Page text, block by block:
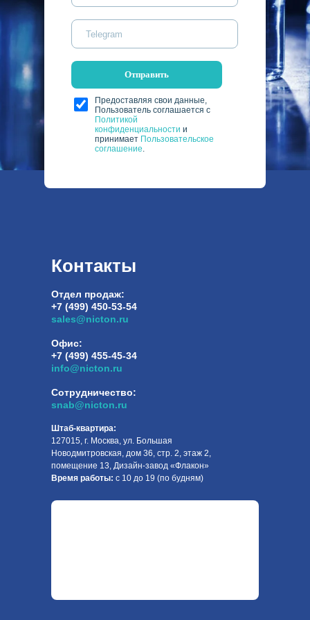
Отправить
Предоставляя свои данные,
Пользователь соглашается с
Политикой
конфиденциальности и
принимает Пользовательское
соглашение.
Контакты
Отдел продаж:
+7 (499) 450-53-54
sales@nicton.ru
Офис:
+7 (499) 455-45-34
info@nicton.ru
Штаб-квартира:
127015, г. Москва, ул. Большая
Новодмитровская, дом 36, стр. 2, этаж 2,
помещение 13, Дизайн-завод «Флакон»
Время работы: с 10 до 19 (по будням)
Сотрудничество:
snab@nicton.ru